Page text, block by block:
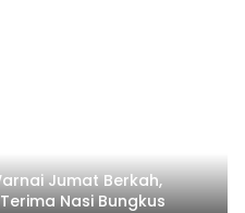
Jumat Berkah,
Nasi Bungkus